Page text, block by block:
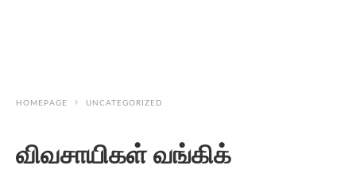
HOMEPAGE UNCATEGORIZED
விவசாயிகள் வங்கிக்